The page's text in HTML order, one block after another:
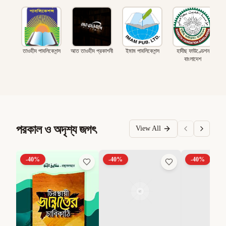
তাওহীদ পাবলিকেশন্স আত তাওহীদ প্রকাশনী ইমাম পাবলিকেশন্স
হাদীছ ফাউণ্ডেশন
বাংলাদেশ
পরকাল ও অদৃশ্য জগৎ View All
-40% -40% -40%